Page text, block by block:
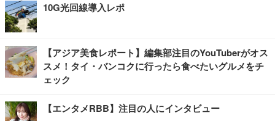
10G光回線導入レポ
【アジア美食レポート】編集部注目のYouTuberがオス
スメ！タイ・バンコクに行ったら食べたいグルメをチ
ェック
【エンタメRBB】注目の人にインタビュー